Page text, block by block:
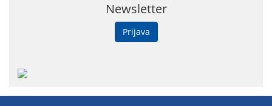
Newsletter
Prijava